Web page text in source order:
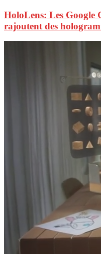
HoloLens: Les Google
rajoutent des